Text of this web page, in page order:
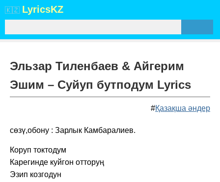
🇰🇿 LyricsKZ
Эльзар Тиленбаев & Айгерим
Эшим – Суйуп бутподум Lyrics
#Қазақша әндер
сөзү,обону : Зарлык Камбаралиев.
Коруп токтодум
Карегинде куйгон отторуң
Эзип козгодун